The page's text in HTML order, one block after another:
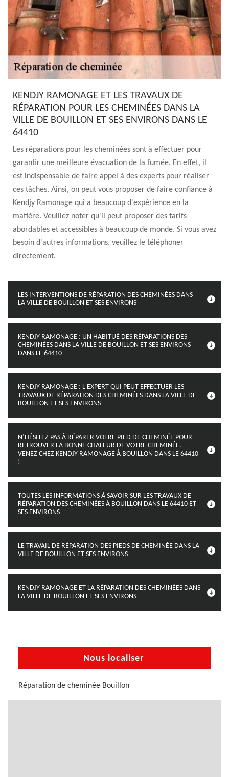
KENDJY RAMONAGE ET LES TRAVAUX DE
RÉPARATION POUR LES CHEMINÉES DANS LA
VILLE DE BOUILLON ET SES ENVIRONS DANS LE
64410
Les réparations pour les cheminées sont à effectuer pour
garantir une meilleure évacuation de la fumée. En effet, il
est indispensable de faire appel à des experts pour réaliser
ces tâches. Ainsi, on peut vous proposer de faire confiance à
Kendjy Ramonage qui a beaucoup d'expérience en la
matière. Veuillez noter qu'il peut proposer des tarifs
abordables et accessibles à beaucoup de monde. Si vous avez
besoin d'autres informations, veuillez le téléphoner
directement.
LES INTERVENTIONS DE RÉPARATION DES CHEMINÉES DANS
LA VILLE DE BOUILLON ET SES ENVIRONS
KENDJY RAMONAGE : UN HABITUÉ DES RÉPARATIONS DES
CHEMINÉES DANS LA VILLE DE BOUILLON ET SES ENVIRONS
DANS LE 64410
KENDJY RAMONAGE : L'EXPERT QUI PEUT EFFECTUER LES
TRAVAUX DE RÉPARATION DES CHEMINÉES DANS LA VILLE DE
BOUILLON ET SES ENVIRONS
N’HÉSITEZ PAS À RÉPARER VOTRE PIED DE CHEMINÉE POUR
RETROUVER LA BONNE CHALEUR DE VOTRE CHEMINÉE.
VENEZ CHEZ KENDJY RAMONAGE À BOUILLON DANS LE 64410
!
TOUTES LES INFORMATIONS À SAVOIR SUR LES TRAVAUX DE
RÉPARATION DES CHEMINÉES À BOUILLON DANS LE 64410 ET
SES ENVIRONS
LE TRAVAIL DE RÉPARATION DES PIEDS DE CHEMINÉE DANS LA
VILLE DE BOUILLON ET SES ENVIRONS
KENDJY RAMONAGE ET LA RÉPARATION DES CHEMINÉES DANS
LA VILLE DE BOUILLON ET SES ENVIRONS
Nous localiser
Réparation de cheminée Bouillon